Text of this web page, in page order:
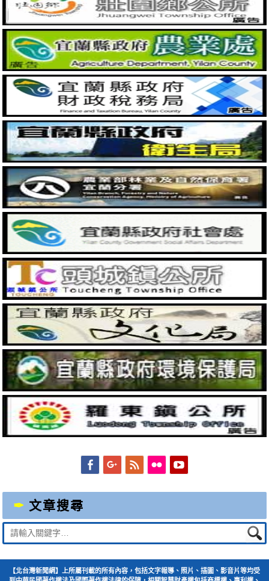
FacebookGoogleplus
Feed Flickr
文章搜尋
Suche
nach:
【北台灣新聞網】上所屬刊載的所有內容，包括文字報導、照片、插圖、影音片等均受